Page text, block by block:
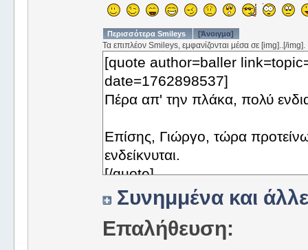
Περισσότερα Smileys [Άνοιγμα]
Τα επιπλέον Smileys, εμφανίζονται μέσα σε [img]..[/img].
Συνημμένα και
Επαλήθευση: